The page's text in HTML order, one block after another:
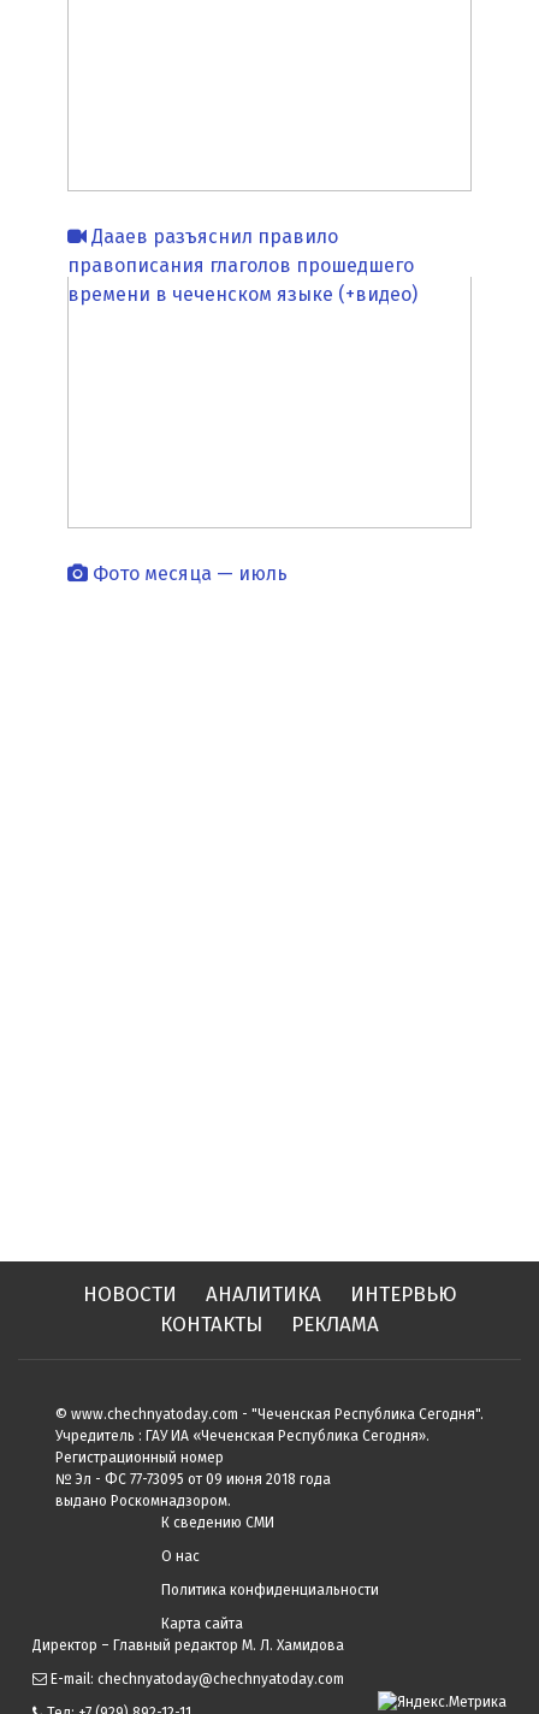
Дааев разъяснил правило
правописания глаголов прошедшего
времени в чеченском языке (+видео)
Фото месяца — июль
НОВОСТИ АНАЛИТИКА
ИНТЕРВЬЮ
КОНТАКТЫ
РЕКЛАМА
© www.chechnyatoday.com - "Чеченcкая Республика Сегодня".
Учредитель : ГАУ ИА «Чеченская Республика Сегодня».
Регистрационный номер
№ Эл - ФС 77-73095 от 09 июня 2018 года
выдано Роскомнадзором.
К сведению СМИ
О нас
Политика конфиденциальности
Карта сайта
Директор – Главный редактор М. Л. Хамидова
E-mail: chechnyatoday@chechnyatoday.com